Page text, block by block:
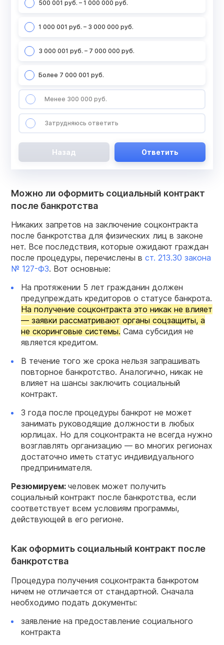
500 001 руб. – 1 000 000 руб.
1 000 001 руб. – 3 000 000 руб.
3 000 001 руб. – 7 000 000 руб.
Более 7 000 001 руб.
Менее 300 000 руб.
Затрудняюсь ответить
Назад Ответить
Можно ли оформить социальный контракт
после банкротства
Никаких запретов на заключение соцконтракта
после банкротства для физических лиц в законе
нет. Все последствия, которые ожидают граждан
после процедуры, перечислены в ст. 213.30 закона
№ 127-ФЗ. Вот основные:
На протяжении 5 лет гражданин должен
предупреждать кредиторов о статусе банкрота.
На получение соцконтракта это никак не влияет
— заявки рассматривают органы соцзащиты, а
не скоринговые системы. Сама субсидия не
является кредитом.
В течение того же срока нельзя запрашивать
повторное банкротство. Аналогично, никак не
влияет на шансы заключить социальный
контракт.
3 года после процедуры банкрот не может
занимать руководящие должности в любых
юрлицах. Но для соцконтракта не всегда нужно
возглавлять организацию — во многих регионах
достаточно иметь статус индивидуального
предпринимателя.
Резюмируем: человек может получить
социальный контракт после банкротства, если
соответствует всем условиям программы,
действующей в его регионе.
Как оформить социальный контракт после
банкротства
Процедура получения соцконтракта банкротом
ничем не отличается от стандартной. Сначала
необходимо подать документы:
заявление на предоставление социального
контракта